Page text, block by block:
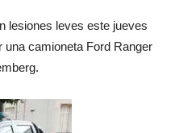
lesiones leves este jueves
camioneta Ford Ranger